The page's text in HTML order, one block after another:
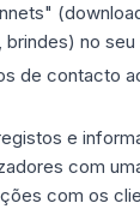
no seu
de contacto
e
com
com os